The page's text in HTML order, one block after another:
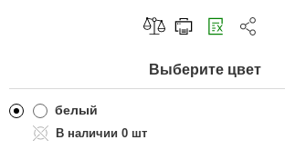
Скопировать ссылку
Telegram
Выберите цвет
белый
0 шт